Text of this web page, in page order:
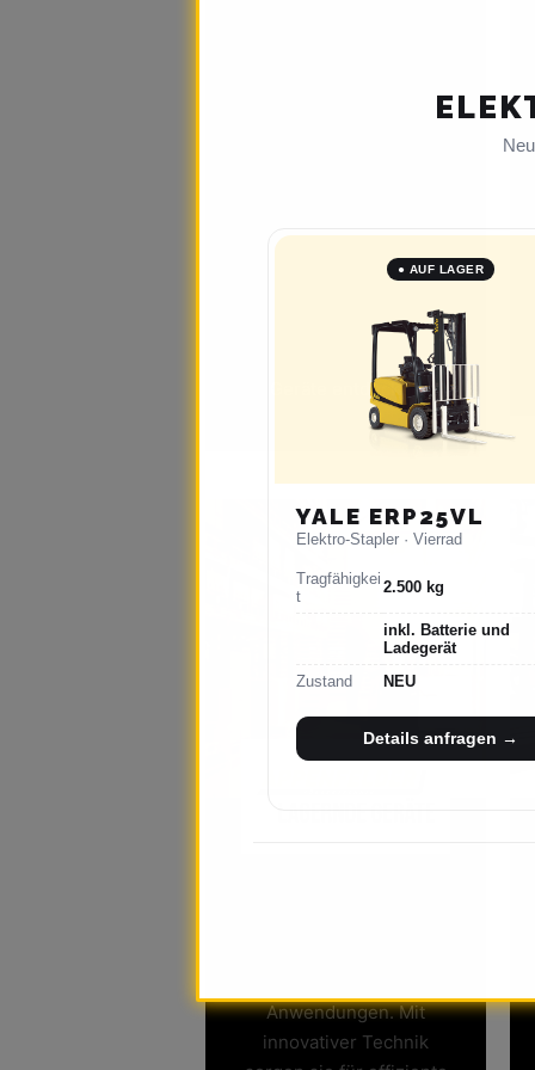
zuverlässige Sicherheit
Geräte entdecken
Anwendungen. Mit
innovativer Technik
● AUF LAGER
YALE ERP25VL
Elektro-Stapler · Vierrad
Tragfähigkei
t
2.500 kg
inkl. Batterie und
Ladegerät
Zustand
NEU
Details anfragen →